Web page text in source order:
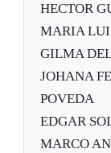
HECTOR
MARIA
GILMA
JOHANA
POVEDA
EDGAR
MARCO